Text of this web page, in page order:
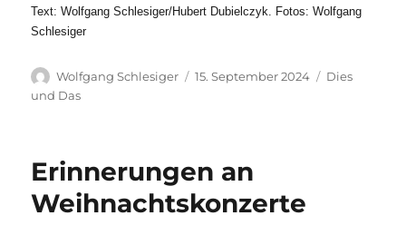
Text: Wolfgang Schlesiger/Hubert Dubielczyk. Fotos: Wolfgang
Schlesiger
Autor
Wolfgang Schlesiger
Veröffentlicht
15. September 2024 Kategorien
Dies
und Das
Erinnerungen an
Weihnachtskonzerte